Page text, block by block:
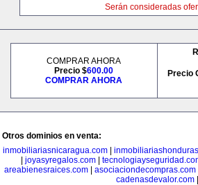
Serán consideradas
COMPRAR AHORA
Precio $600.00
COMPRAR AHORA
Precio
Otros dominios en venta:
inmobiliariasnicaragua.com|
joyasyregalos.com
areabienesraices.com| asociaciondecompras.com
cadenasdevalor.com|